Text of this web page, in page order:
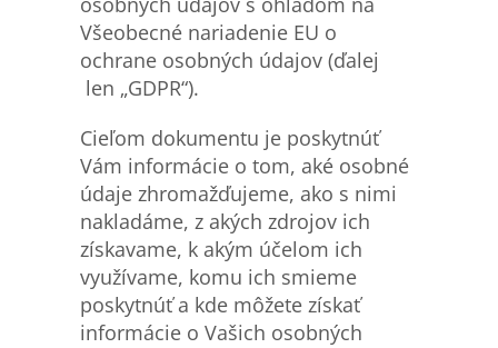
Všeobecné nariadenie EU o
ochrane osobných údajov (ďalej
len „GDPR“).
Cieľom dokumentu je poskytnúť
Vám informácie o tom, aké osobné
údaje zhromažďujeme, ako s nimi
nakladáme, z akých zdrojov ich
získavame, k akým účelom ich
využívame, komu ich smieme
poskytnúť a kde môžete získať
informácie o Vašich osobných